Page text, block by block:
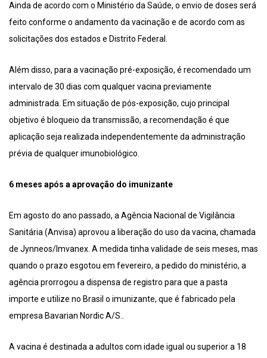
Ainda de acordo com o Ministério da Saúde, o envio de doses será
feito conforme o andamento da vacinação e de acordo com as
solicitações dos estados e Distrito Federal.
Além disso, para a vacinação pré-exposição, é recomendado um
intervalo de 30 dias com qualquer vacina previamente
administrada. Em situação de pós-exposição, cujo principal
objetivo é bloqueio da transmissão, a recomendação é que
aplicação seja realizada independentemente da administração
prévia de qualquer imunobiológico.
6 meses após a aprovação do imunizante
Em agosto do ano passado, a Agência Nacional de Vigilância
Sanitária (Anvisa) aprovou a liberação do uso da vacina, chamada
de Jynneos/Imvanex. A medida tinha validade de seis meses, mas
quando o prazo esgotou em fevereiro, a pedido do ministério, a
agência prorrogou a dispensa de registro para que a pasta
importe e utilize no Brasil o imunizante, que é fabricado pela
empresa Bavarian Nordic A/S..
A vacina é destinada a adultos com idade igual ou superior a 18